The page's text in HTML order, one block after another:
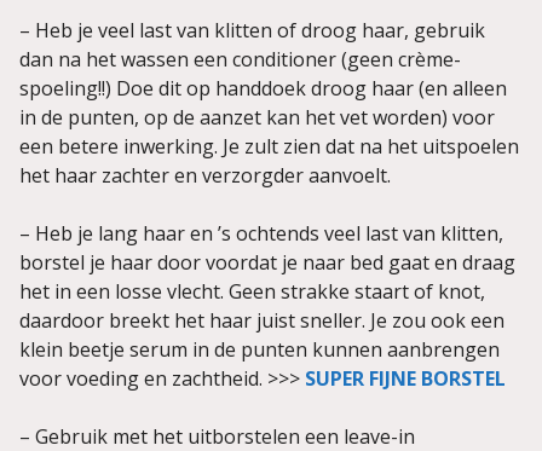
– Heb je veel last van klitten of droog haar, gebruik
dan na het wassen een conditioner (geen crème-
spoeling!!) Doe dit op handdoek droog haar (en alleen
in de punten, op de aanzet kan het vet worden) voor
een betere inwerking. Je zult zien dat na het uitspoelen
het haar zachter en verzorgder aanvoelt.
– Heb je lang haar en ’s ochtends veel last van klitten,
borstel je haar door voordat je naar bed gaat en draag
het in een losse vlecht. Geen strakke staart of knot,
daardoor breekt het haar juist sneller. Je zou ook een
klein beetje serum in de punten kunnen aanbrengen
voor voeding en zachtheid. >>> SUPER FIJNE BORSTEL
– Gebruik met het uitborstelen een leave-in